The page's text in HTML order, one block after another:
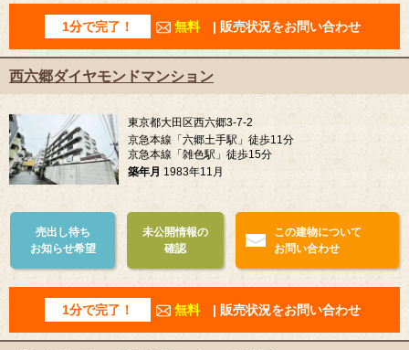
1分で完了！ 無料 | 販売状況をお問い合わせ
西六郷ダイヤモンドマンション
東京都大田区西六郷3-7-2
京急本線「六郷土手駅」徒歩11分
京急本線「雑色駅」徒歩15分
築年月 1983年11月
売出し待ち
お知らせ希望
未公開情報の
確認
この建物について
お問い合わせ
1分で完了！ 無料 | 販売状況をお問い合わせ